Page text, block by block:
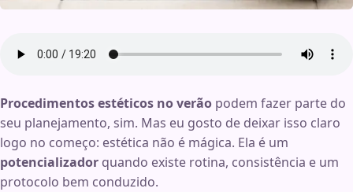
Procedimentos estéticos no verão podem fazer parte do
seu planejamento, sim. Mas eu gosto de deixar isso claro
logo no começo: estética não é mágica. Ela é um
potencializador quando existe rotina, consistência e um
protocolo bem conduzido.